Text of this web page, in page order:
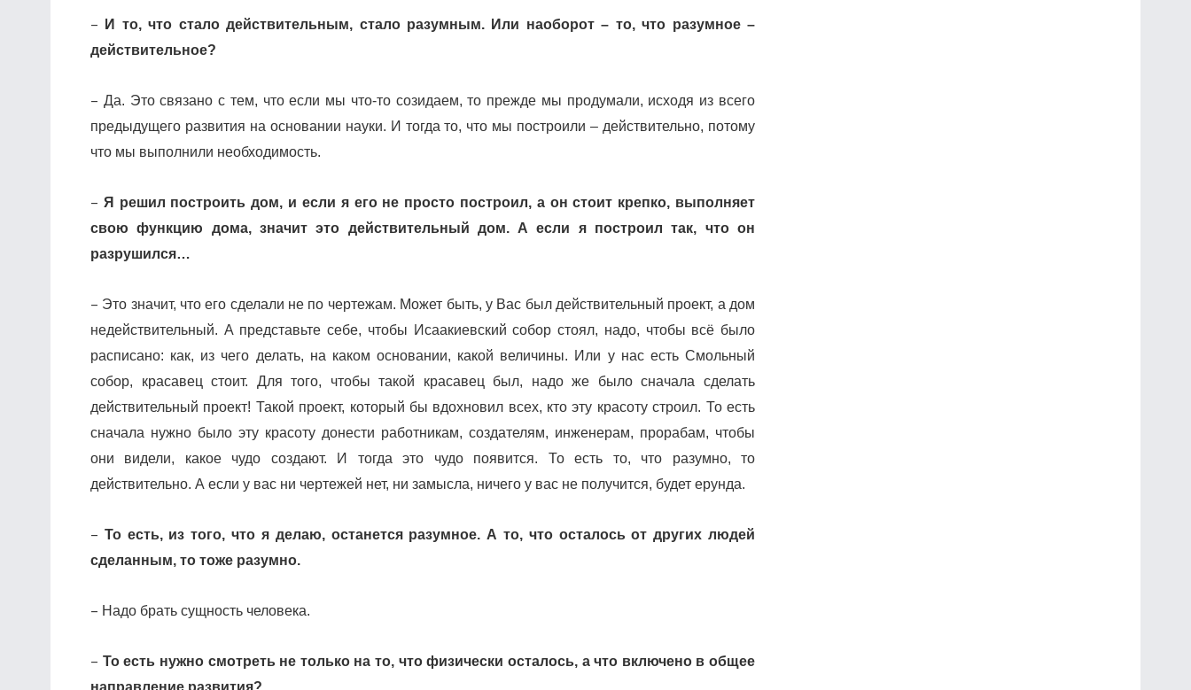
–
И то, что стало действительным, стало разумным. Или наоборот – то, что разумное –
действительное?
– Да. Это связано с тем, что если мы что-то созидаем, то прежде мы продумали, исходя из всего
предыдущего развития на основании науки. И тогда то, что мы построили – действительно, потому
что мы выполнили необходимость.
– Я решил построить дом, и если я его не просто построил, а он стоит крепко, выполняет
свою функцию дома, значит это действительный дом. А если я построил так, что он
разрушился…
– Это значит, что его сделали не по чертежам. Может быть, у Вас был действительный проект, а дом
недействительный. А представьте себе, чтобы Исаакиевский собор стоял, надо, чтобы всё было
расписано: как, из чего делать, на каком основании, какой величины. Или у нас есть Смольный
собор, красавец стоит. Для того, чтобы такой красавец был, надо же было сначала сделать
действительный проект! Такой проект, который бы вдохновил всех, кто эту красоту строил. То есть
сначала нужно было эту красоту донести работникам, создателям, инженерам, прорабам, чтобы
они видели, какое чудо создают. И тогда это чудо появится. То есть то, что разумно, то
действительно. А если у вас ни чертежей нет, ни замысла, ничего у вас не получится, будет ерунда.
– То есть, из того, что я делаю, останется разумное. А то, что осталось от других людей
сделанным, то тоже разумно.
– Надо брать сущность человека.
– То есть нужно смотреть не только на то, что физически осталось, а что включено в общее
направление развития?